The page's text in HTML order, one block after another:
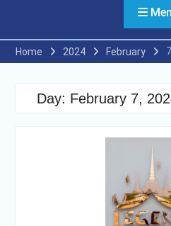
กองอำนวยการออกตรวจ
ประเมินคุณภาพการศึกษ
ภายในโรงเรียนตามเก
คุณภาพการศึกษาเพื่อการ
ของกลุ่มสถาบันการศึกษา
ภายในโรงเรียนตามเกณ
คุณภาพการศึกษาเพื่อการ
ดำเนินการที่เป็นเลิศประ
การศึกษา 2569 ของกลุ่ม
สถาบันการศึกษาในเครือ
Home 2024 February 7
Day: February 7,